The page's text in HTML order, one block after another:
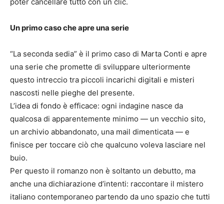
Un primo caso che apre una serie
“La seconda sedia” è il primo caso di Marta Conti e apre
una serie che promette di sviluppare ulteriormente
questo intreccio tra piccoli incarichi digitali e misteri
nascosti nelle pieghe del presente.
L’idea di fondo è efficace: ogni indagine nasce da
qualcosa di apparentemente minimo — un vecchio sito,
un archivio abbandonato, una mail dimenticata — e
finisce per toccare ciò che qualcuno voleva lasciare nel
buio.
Per questo il romanzo non è soltanto un debutto, ma
anche una dichiarazione d’intenti: raccontare il mistero
italiano contemporaneo partendo da uno spazio che tutti